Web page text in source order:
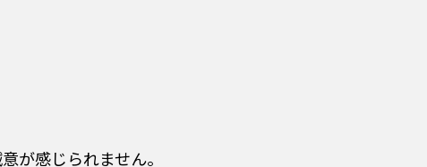
が感じられません。